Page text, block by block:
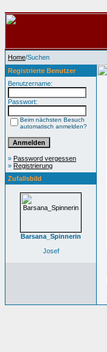
Home/Suchen
Registrierte Benutzer
Benutzername:
Passwort:
Beim nächsten Besuch
automatisch anmelden?
» Password vergessen
» Registrierung
Zufallsbild
Barsana_Spinnerin
Josef